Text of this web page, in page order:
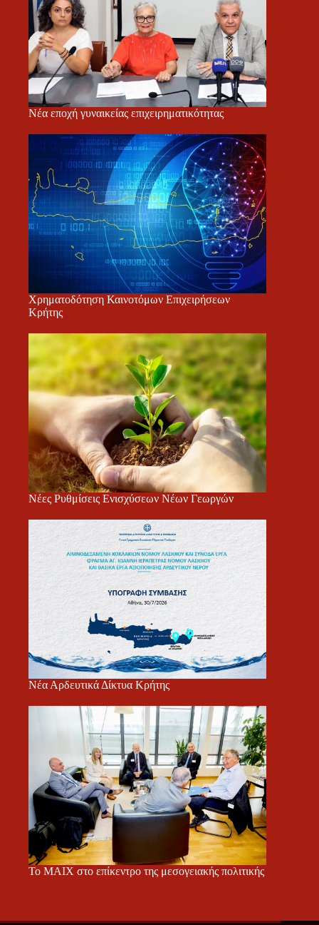
Νέα εποχή γυναικείας επιχειρηματικότητας
Χρηματοδότηση Καινοτόμων Επιχειρήσεων
Κρήτης
Νέες Ρυθμίσεις Ενισχύσεων Νέων Γεωργών
Νέα Αρδευτικά Δίκτυα Κρήτης
Το ΜΑΙΧ στο επίκεντρο της μεσογειακής πολιτικής